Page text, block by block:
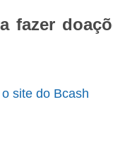
fazer